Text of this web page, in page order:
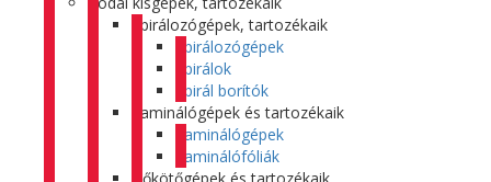
Spirálozógépek, tartozékaik
Spirálozógépek
Spirálok
Spirál borítók
Laminálógépek és tartozékaik
Laminálógépek
Laminálófóliák